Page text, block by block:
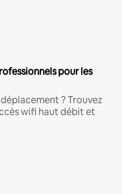
pour les
? Trouvez
wifi haut débit et